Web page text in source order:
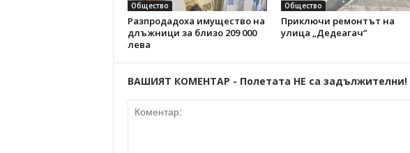
Общество
Разпродадоха имущество на
длъжници за близо 209 000
лева
Общество
Приключи ремонтът на
улица „Дедеагач“
ВАШИЯТ КОМЕНТАР - Полетата НЕ са задължителни!